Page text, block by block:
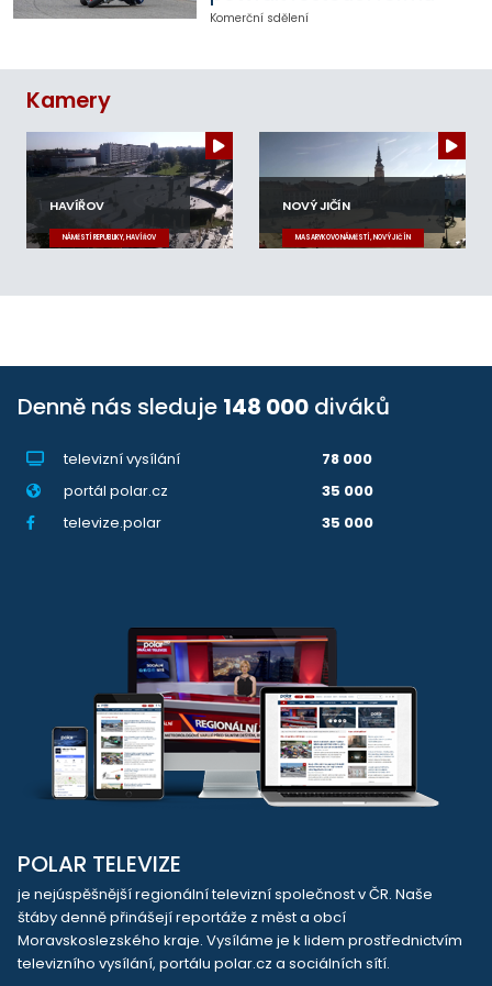
Komerční sdělení
Kamery
HAVÍŘOV
NÁMĚSTÍ REPUBLIKY, HAVÍŘOV
NOVÝ JIČÍN
MASARYKOVO NÁMĚSTÍ, NOVÝ JIČÍN
Denně nás sleduje 148 000 diváků
televizní vysílání
78 000
portál polar.cz
35 000
televize.polar
35 000
POLAR TELEVIZE
je nejúspěšnější regionální televizní společnost v ČR. Naše
štáby denně přinášejí reportáže z měst a obcí
Moravskoslezského kraje. Vysíláme je k lidem prostřednictvím
televizního vysílání, portálu polar.cz a sociálních sítí.